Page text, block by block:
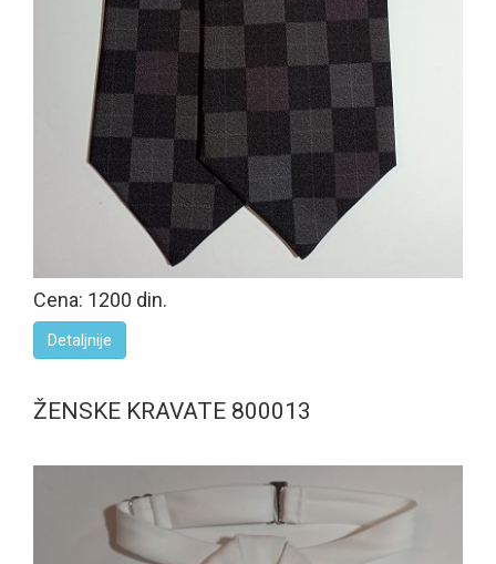
Cena: 1200 din.
Detaljnije
ŽENSKE KRAVATE 800013